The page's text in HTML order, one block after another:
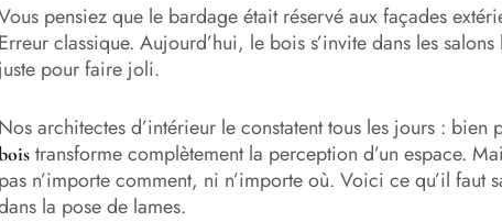
pensiez que le bardage était réservé aux façades
Erreur classique. Aujourd’hui, le bois s’invite dans les
juste pour faire joli.
Nos architectes d’intérieur le constatent tous les jours :
transforme complètement la perception d’un espace.
pas n’importe comment, ni n’importe où. Voici ce qu’il faut
la pose de lames.